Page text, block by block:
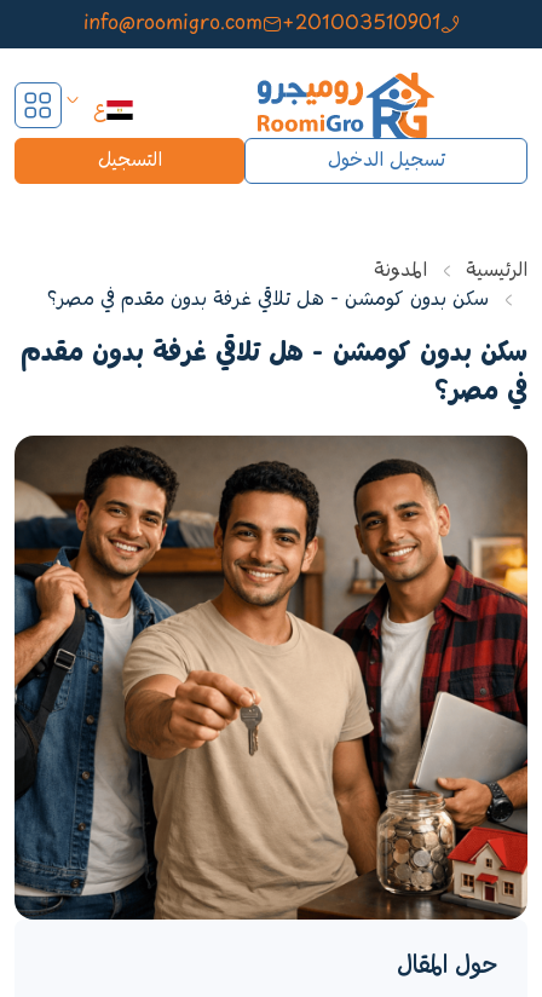
+201003510901
info@roomigro.com
ع
تسجيل الدخول
التسجيل
الرئيسية
المدونة
سكن بدون كومشن - هل تلاقي غرفة بدون مقدم في مصر؟
سكن بدون كومشن - هل تلاقي غرفة بدون مقدم
في مصر؟
حول المقال